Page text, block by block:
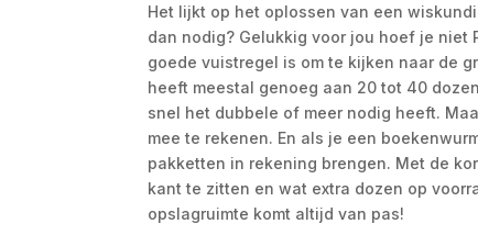
Het lijkt op het oplossen van een
dan nodig? Gelukkig voor jou hoef je niet
goede vuistregel is om te kijken naar de
heeft meestal genoeg aan 20 tot 40
snel het dubbele of meer nodig heeft.
mee te rekenen. En als je een
pakketten in rekening brengen. Met de
kant te zitten en wat extra dozen op
opslagruimte komt altijd van pas!